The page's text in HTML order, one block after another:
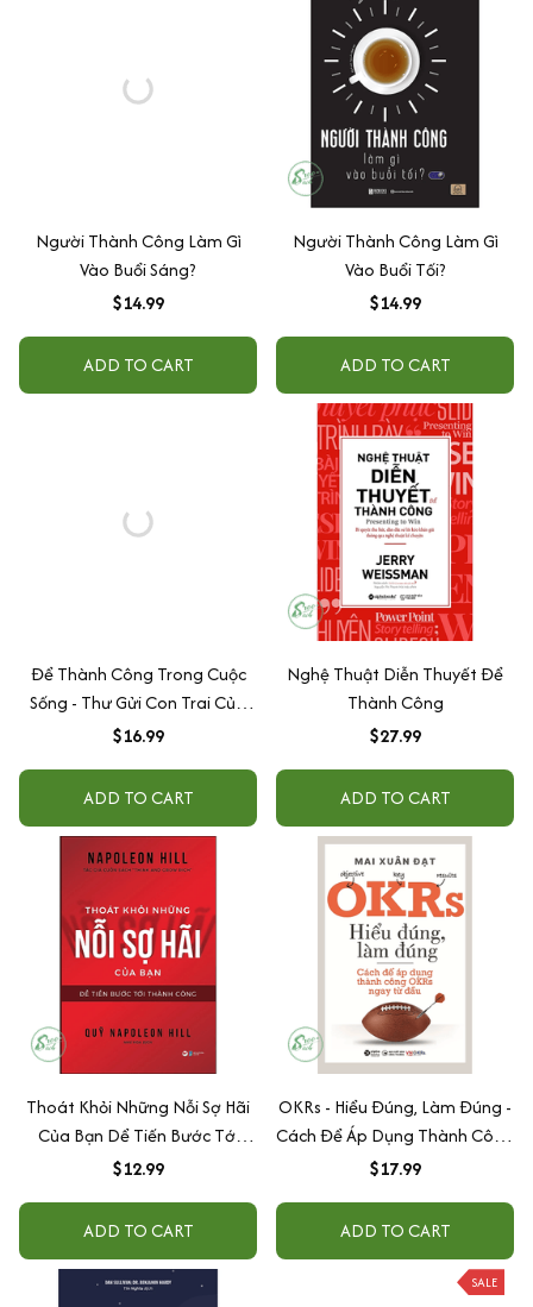
Người Thành Công Làm Gì
Vào Buổi Sáng?
$14.99
ADD TO CART
Người Thành Công Làm Gì
Vào Buổi Tối?
$14.99
ADD TO CART
Để Thành Công Trong Cuộc
Sống - Thư Gửi Con Trai Của
Cha
$16.99
ADD TO CART
Nghệ Thuật Diễn Thuyết Để
Thành Công
$27.99
ADD TO CART
Thoát Khỏi Những Nỗi Sợ Hãi
Của Bạn Dể Tiến Bước Tới
Thành Công
$12.99
ADD TO CART
OKRs - Hiểu Đúng, Làm Đúng -
Cách Để Áp Dụng Thành Công
OKRs Ngay Từ Đầu
$17.99
ADD TO CART
SALE